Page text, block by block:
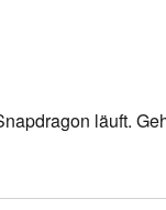
läuft.